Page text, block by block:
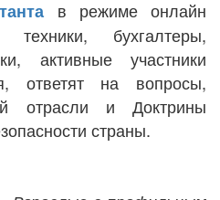
в режиме онлайн
техники, бухгалтеры,
активные участники
ответят на вопросы,
отрасли и Доктрины
страны.